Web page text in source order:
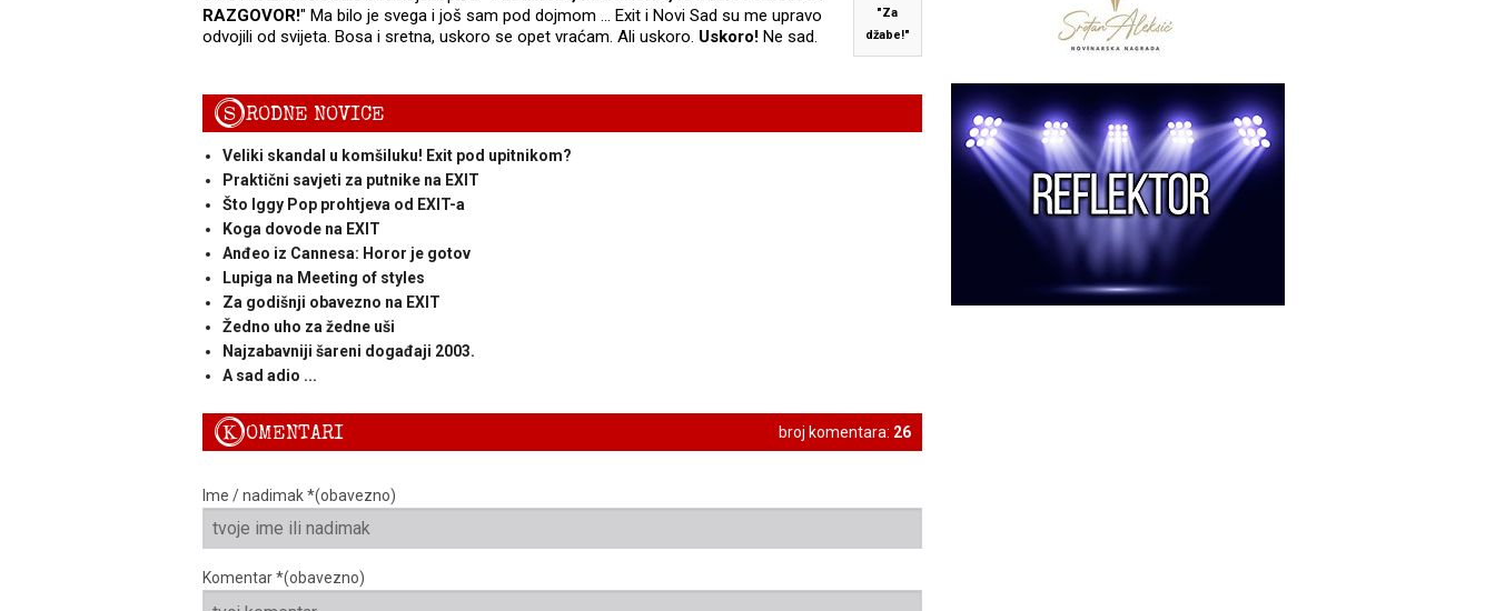
"Za
džabe!"
RAZGOVOR!" Ma bilo je svega i još sam pod dojmom ... Exit i Novi Sad su me upravo
odvojili od svijeta. Bosa i sretna, uskoro se opet vraćam. Ali uskoro. Uskoro! Ne sad.
SRODNE NOVICE
Veliki skandal u komšiluku! Exit pod upitnikom?
Praktični savjeti za putnike na EXIT
Što Iggy Pop prohtjeva od EXIT-a
Koga dovode na EXIT
Anđeo iz Cannesa: Horor je gotov
Lupiga na Meeting of styles
Za godišnji obavezno na EXIT
Žedno uho za žedne uši
Najzabavniji šareni događaji 2003.
A sad adio ...
broj komentara: 26
KOMENTARI
Ime / nadimak *(obavezno)
Komentar *(obavezno)